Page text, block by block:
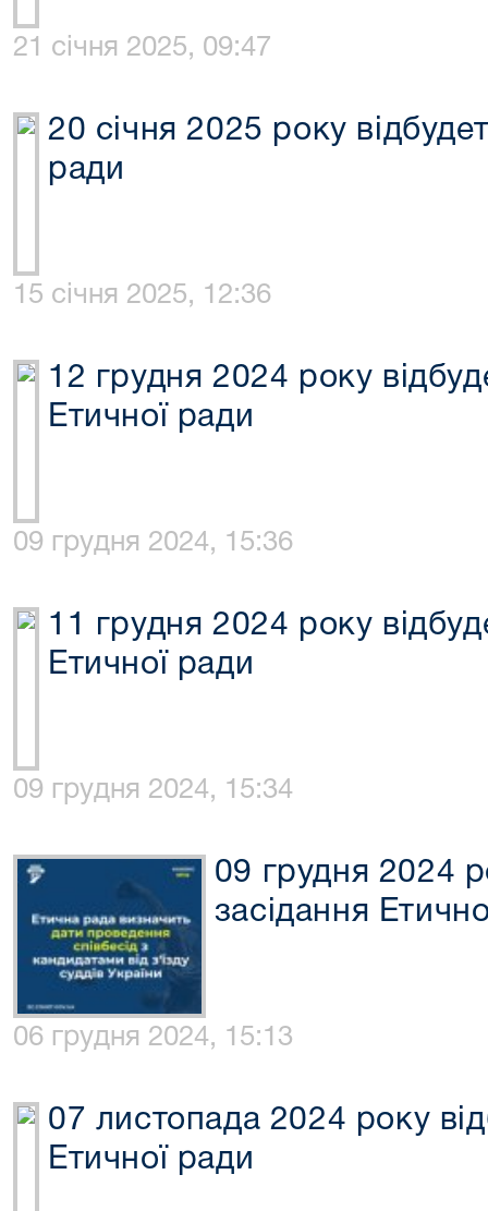
21 січня 2025, 09:47
20 січня 2025 року
ради
15 січня 2025, 12:36
12 грудня 2024 року
Етичної ради
09 грудня 2024, 15:36
11 грудня 2024 року
Етичної ради
09 грудня 2024, 15:34
09 грудня 2024
засідання
06 грудня 2024, 15:13
07 листопада 2024 року
Етичної ради